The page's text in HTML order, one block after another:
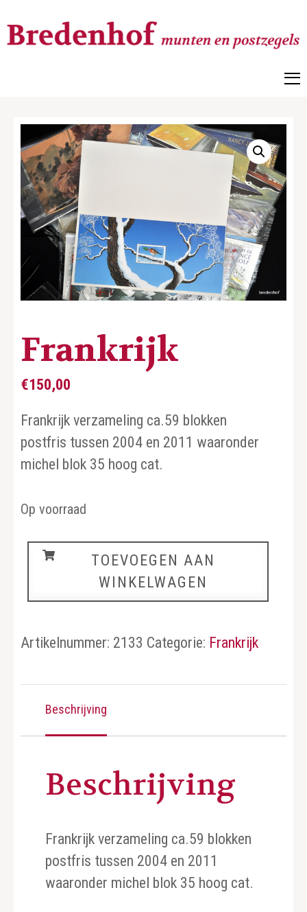
Frankrijk
€150,00
Frankrijk verzameling ca.59 blokken
postfris tussen 2004 en 2011 waaronder
michel blok 35 hoog cat.
Op voorraad
Frankrijk
TOEVOEGEN AAN
WINKELWAGEN
Artikelnummer: 2133 Categorie: Frankrijk
Beschrijving
Beschrijving
Frankrijk verzameling ca.59 blokken
postfris tussen 2004 en 2011
waaronder michel blok 35 hoog cat.